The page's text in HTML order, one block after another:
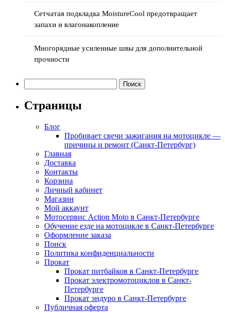
Сетчатая подкладка MoistureCool предотвращает
запахи и влагонакопление
Многорядные усиленные швы для дополнительной
прочности
Страницы
Блог
Пробивает свечи зажигания на мотоцикле —
причины и ремонт (Санкт-Петербург)
Главная
Доставка
Контакты
Корзина
Личный кабинет
Магазин
Мой аккаунт
Мотосервис Action Moto в Санкт-Петербурге
Обучение езде на мотоцикле в Санкт-Петербурге
Оформление заказа
Поиск
Политика конфиденциальности
Прокат
Прокат питбайков в Санкт-Петербурге
Прокат электромотоциклов в Санкт-
Петербурге
Прокат эндуро в Санкт-Петербурге
Публичная оферта